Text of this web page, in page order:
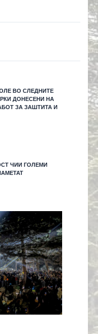
ВО СЛЕДНИТЕ
ДОНЕСЕНИ НА
ЗА ЗАШТИТА И
ЧИИ ГОЛЕМИ